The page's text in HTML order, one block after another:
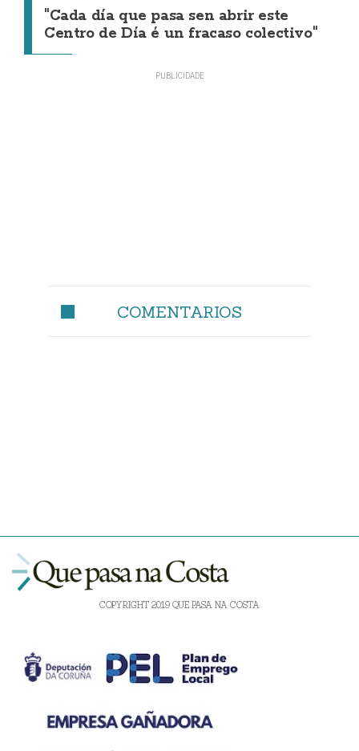
"Cada día que pasa sen abrir este
Centro de Día é un fracaso colectivo"
COMENTARIOS
COPYRIGHT 2019 QUE PASA NA COSTA